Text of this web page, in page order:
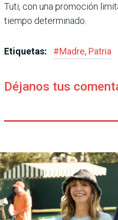
Tuti, con una promo­ción
tiempo determinado.
Etiquetas: #Madre, Patria
Déjanos tus